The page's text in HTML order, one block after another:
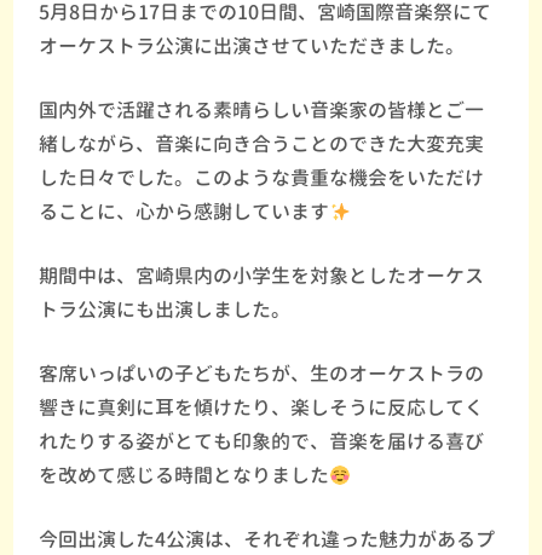
5月8日から17日までの10日間、宮崎国際音楽祭にて
オーケストラ公演に出演させていただきました。
国内外で活躍される素晴らしい音楽家の皆様とご一
緒しながら、音楽に向き合うことのできた大変充実
した日々でした。このような貴重な機会をいただけ
ることに、心から感謝しています
期間中は、宮崎県内の小学生を対象としたオーケス
トラ公演にも出演しました。
客席いっぱいの子どもたちが、生のオーケストラの
響きに真剣に耳を傾けたり、楽しそうに反応してく
れたりする姿がとても印象的で、音楽を届ける喜び
を改めて感じる時間となりました
今回出演した4公演は、それぞれ違った魅力があるプ